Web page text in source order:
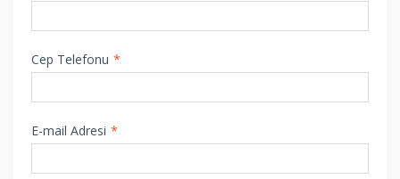
Cep Telefonu *
E-mail Adresi *